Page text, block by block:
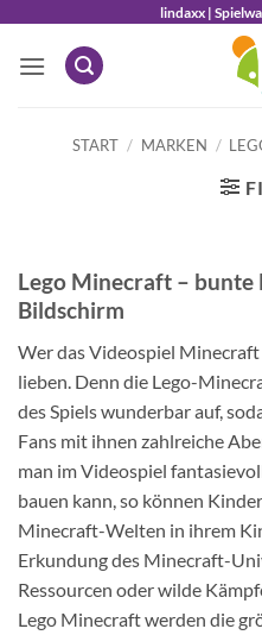
springen
lindaxx |
START / MARKEN /
Lego Minecraft –
Bildschirm
Wer das Videospiel
lieben. Denn die Lego-
des Spiels wunderbar auf,
Fans mit ihnen zahlreiche
man im Videospiel
bauen kann, so können
Minecraft-Welten in ihrem
Erkundung des Minecraft-
Ressourcen oder wilde
Lego Minecraft werden die